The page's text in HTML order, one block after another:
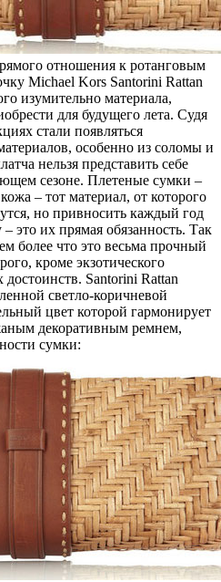
отношения к ротанговым
Michael Kors Santorini Rattan
изумительно материала,
для будущего лета. Судя
стали появляться
особенно из соломы и
нельзя представить себе
сезоне. Плетеные сумки –
– тот материал, от которого
но привносить каждый год
это их прямая обязанность. Так
более что это весьма прочный
кроме экзотического
Santorini Rattan
светло-коричневой
цвет которой гармонирует
декоративным ремнем,
сумки: